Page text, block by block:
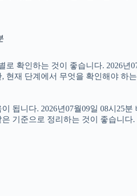
확인하는 것이 좋습니다. 2026
재 단계에서 무엇을 확인해야 하
됩니다. 2026년07월09일 08시25
기준으로 정리하는 것이 좋습니다.